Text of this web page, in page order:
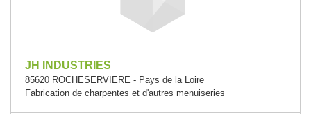
JH INDUSTRIES
85620 ROCHESERVIERE - Pays de la Loire
Fabrication de charpentes et d'autres menuiseries